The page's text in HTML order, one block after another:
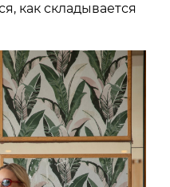
как складывается